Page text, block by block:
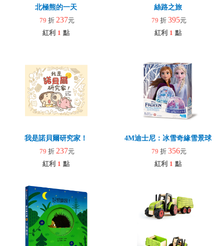
北極熊的一天
79 折 237元
紅利 1 點
絲路之旅
79 折 395元
紅利 1 點
我是諾貝爾研究家！
79 折 237元
紅利 1 點
4M迪士尼：冰雪奇緣雪景球
79 折 356元
紅利 1 點